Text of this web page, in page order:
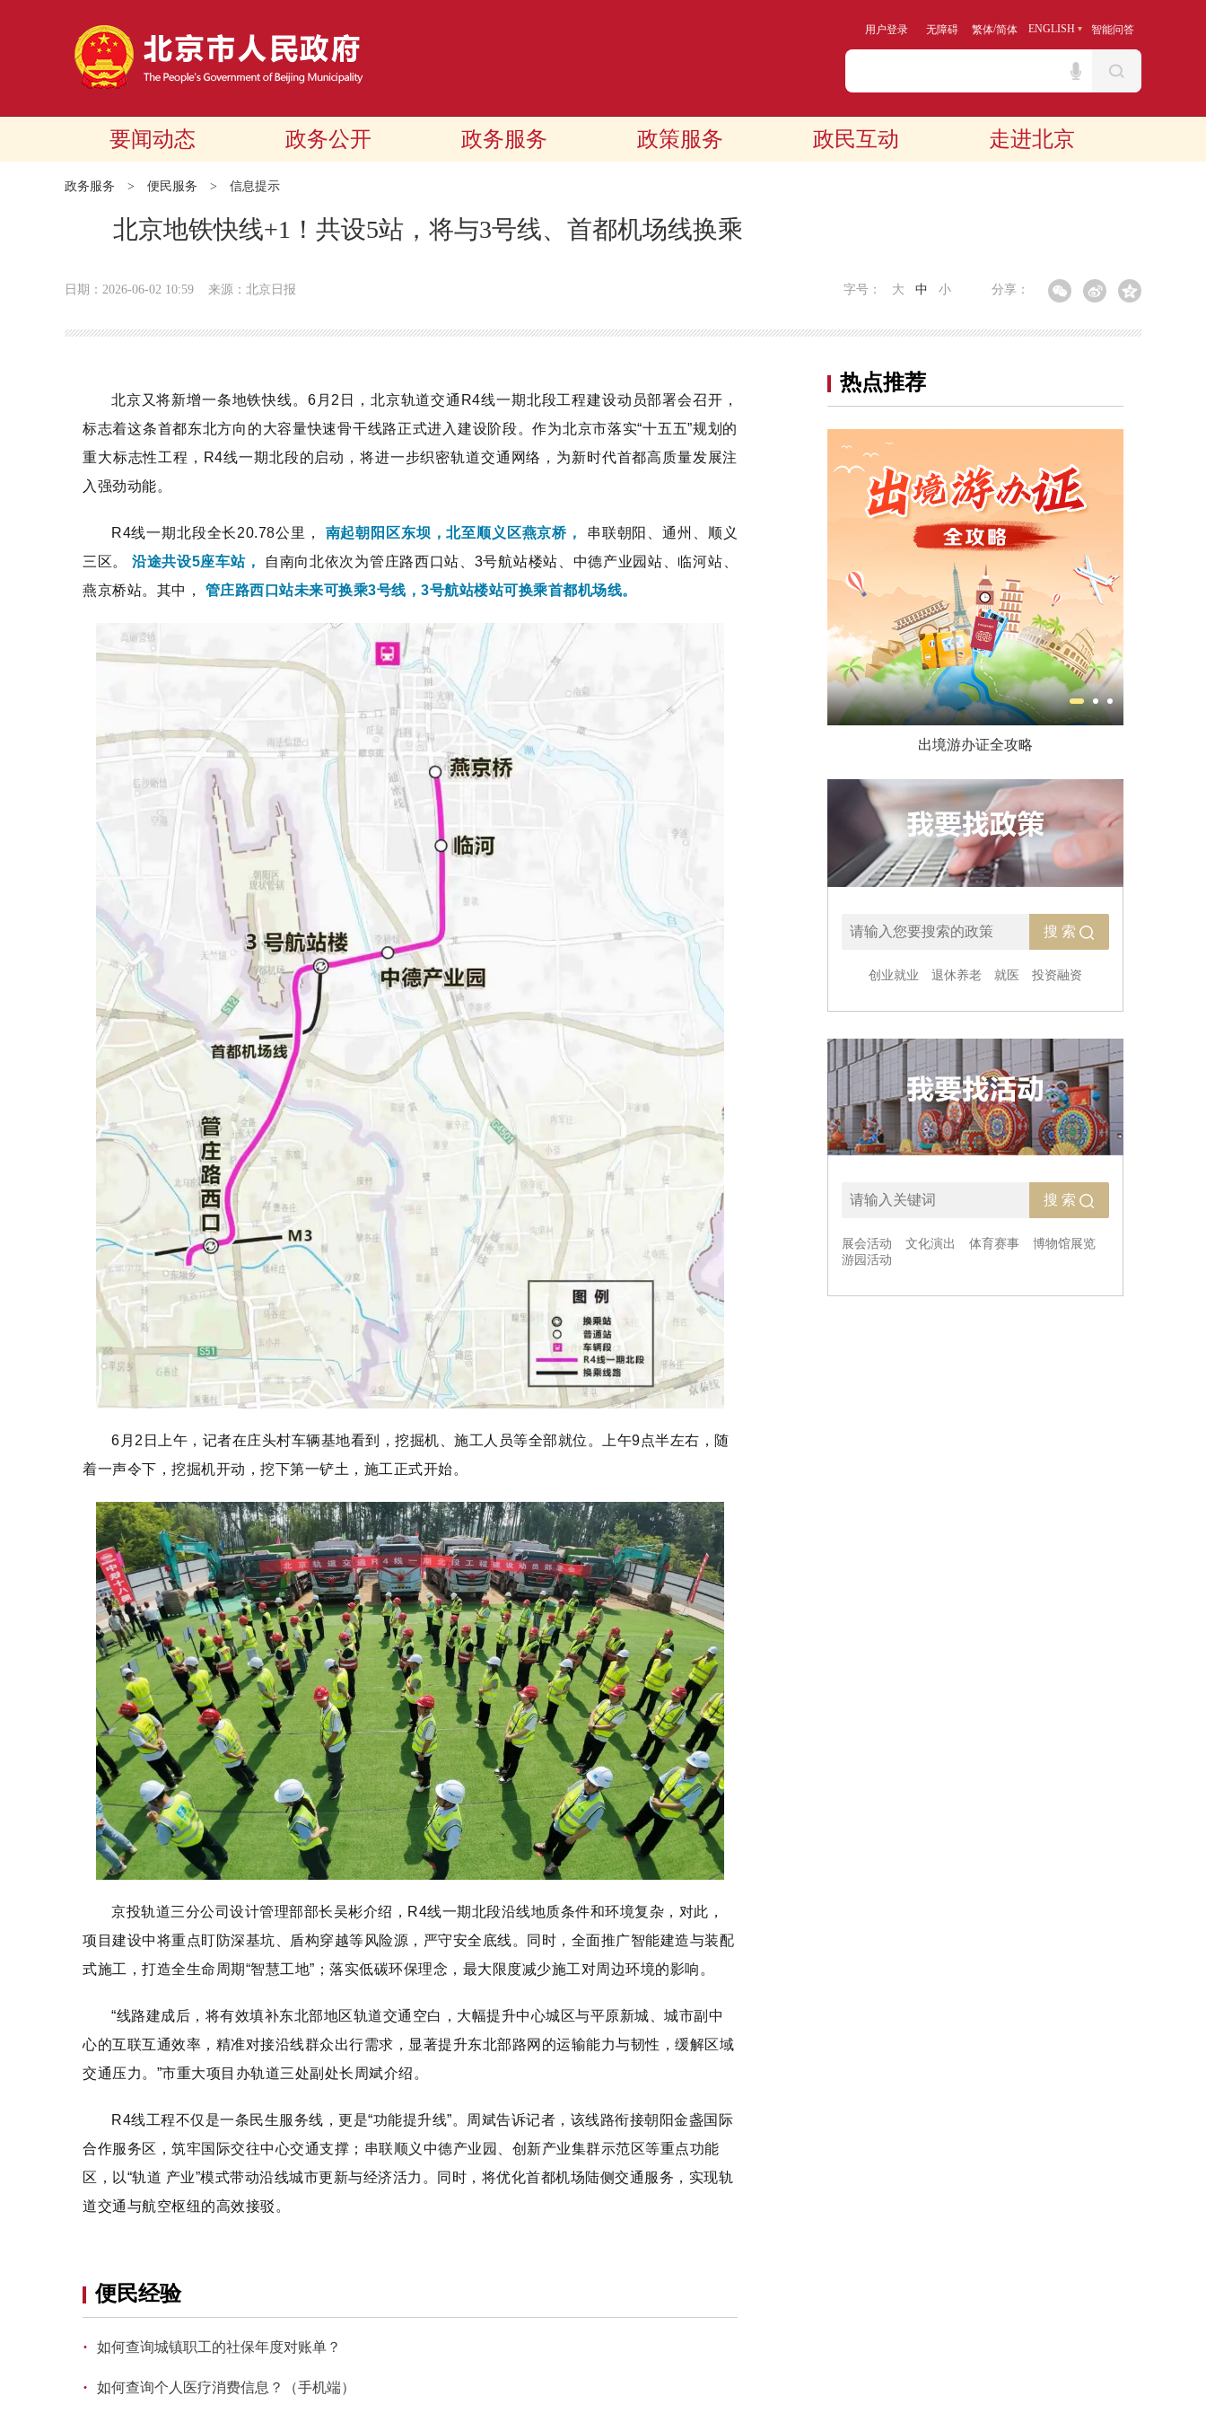
用户登录 无障碍 繁体/简体 ENGLISH 智能问答
要闻动态 政务公开 政务服务 政策服务 政民互动 走进北京
政务服务 > 便民服务 > 信息提示
北京地铁快线+1！共设5站，将与3号线、首都机场线换乘
日期：2026-06-02 10:59 来源：北京日报 分享：
字号： 大 中 小
北京又将新增一条地铁快线。6月2日，北京轨道交通R4线一期北段工程建设动员部署会召开，
标志着这条首都东北方向的大容量快速骨干线路正式进入建设阶段。作为北京市落实“十五五”规划的
重大标志性工程，R4线一期北段的启动，将进一步织密轨道交通网络，为新时代首都高质量发展注
入强劲动能。
R4线一期北段全长20.78公里， 南起朝阳区东坝，北至顺义区燕京桥，
串联朝阳、通州、顺义
三区。
沿途共设‌5座车站‌，
自南向北依次为管庄路西口站、3号航站楼站、中德产业园站、临河站、
燕京桥站。其中，
管庄路西口站未来可换乘3号线，3号航站楼站可换乘首都机场线。
6月2日上午，记者在庄头村车辆基地看到，挖掘机、施工人员等全部就位。上午9点半左右，随
着一声令下，挖掘机开动，挖下第一铲土，施工正式开始。
京投轨道三分公司设计管理部部长吴彬介绍，R4线一期北段沿线地质条件和环境复杂，对此，
项目建设中将重点盯防深基坑、盾构穿越等风险源，严守安全底线。同时，全面推广智能建造与装配
式施工，打造全生命周期“智慧工地”；落实低碳环保理念，最大限度减少施工对周边环境的影响。
“线路建成后，将有效填补东北部地区轨道交通空白，大幅提升中心城区与平原新城、城市副中
心的互联互通效率，精准对接沿线群众出行需求，显著提升东北部路网的运输能力与韧性，缓解区域
交通压力。”市重大项目办轨道三处副处长周斌介绍。
R4线工程不仅是一条民生服务线，更是“功能提升线”。周斌告诉记者，该线路衔接朝阳金盏国际
合作服务区，筑牢国际交往中心交通支撑；串联顺义中德产业园、创新产业集群示范区等重点功能
区，以“轨道 产业”模式带动沿线城市更新与经济活力。同时，将优化首都机场陆侧交通服务，实现轨
道交通与航空枢纽的高效接驳。
便民经验
· 如何查询城镇职工的社保年度对账单？
· 如何查询个人医疗消费信息？（手机端）
热点推荐